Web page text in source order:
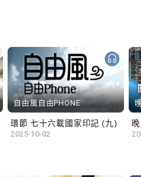
自由風自由PHONE
環節 七十六載國家印記 (九)
2025-10-02